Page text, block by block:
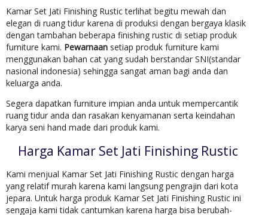
Kamar Set Jati Finishing Rustic terlihat begitu mewah dan
elegan di ruang tidur karena di produksi dengan bergaya klasik
dengan tambahan beberapa finishing rustic di setiap produk
furniture kami. Pewarnaan setiap produk furniture kami
menggunakan bahan cat yang sudah berstandar SNI(standar
nasional indonesia) sehingga sangat aman bagi anda dan
keluarga anda.
Segera dapatkan furniture impian anda untuk mempercantik
ruang tidur anda dan rasakan kenyamanan serta keindahan
karya seni hand made dari produk kami.
Harga Kamar Set Jati Finishing Rustic
Kami menjual Kamar Set Jati Finishing Rustic dengan harga
yang relatif murah karena kami langsung pengrajin dari kota
jepara. Untuk harga produk Kamar Set Jati Finishing Rustic ini
sengaja kami tidak cantumkan karena harga bisa berubah-